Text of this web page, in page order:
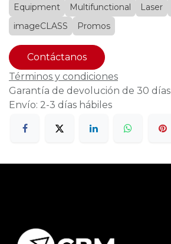
Equipment Multifunctional Laser
imageCLASS
Promos
Contáctanos
Términos y condiciones
Garantía de devolución de 30 días
Envío: 2-3 días hábiles